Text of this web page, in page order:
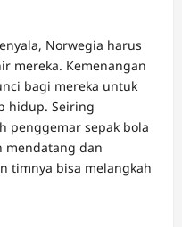
Norwegia harus
mereka. Kemenangan
bagi mereka untuk
hidup. Seiring
penggemar sepak bola
mendatang dan
timnya bisa melangkah